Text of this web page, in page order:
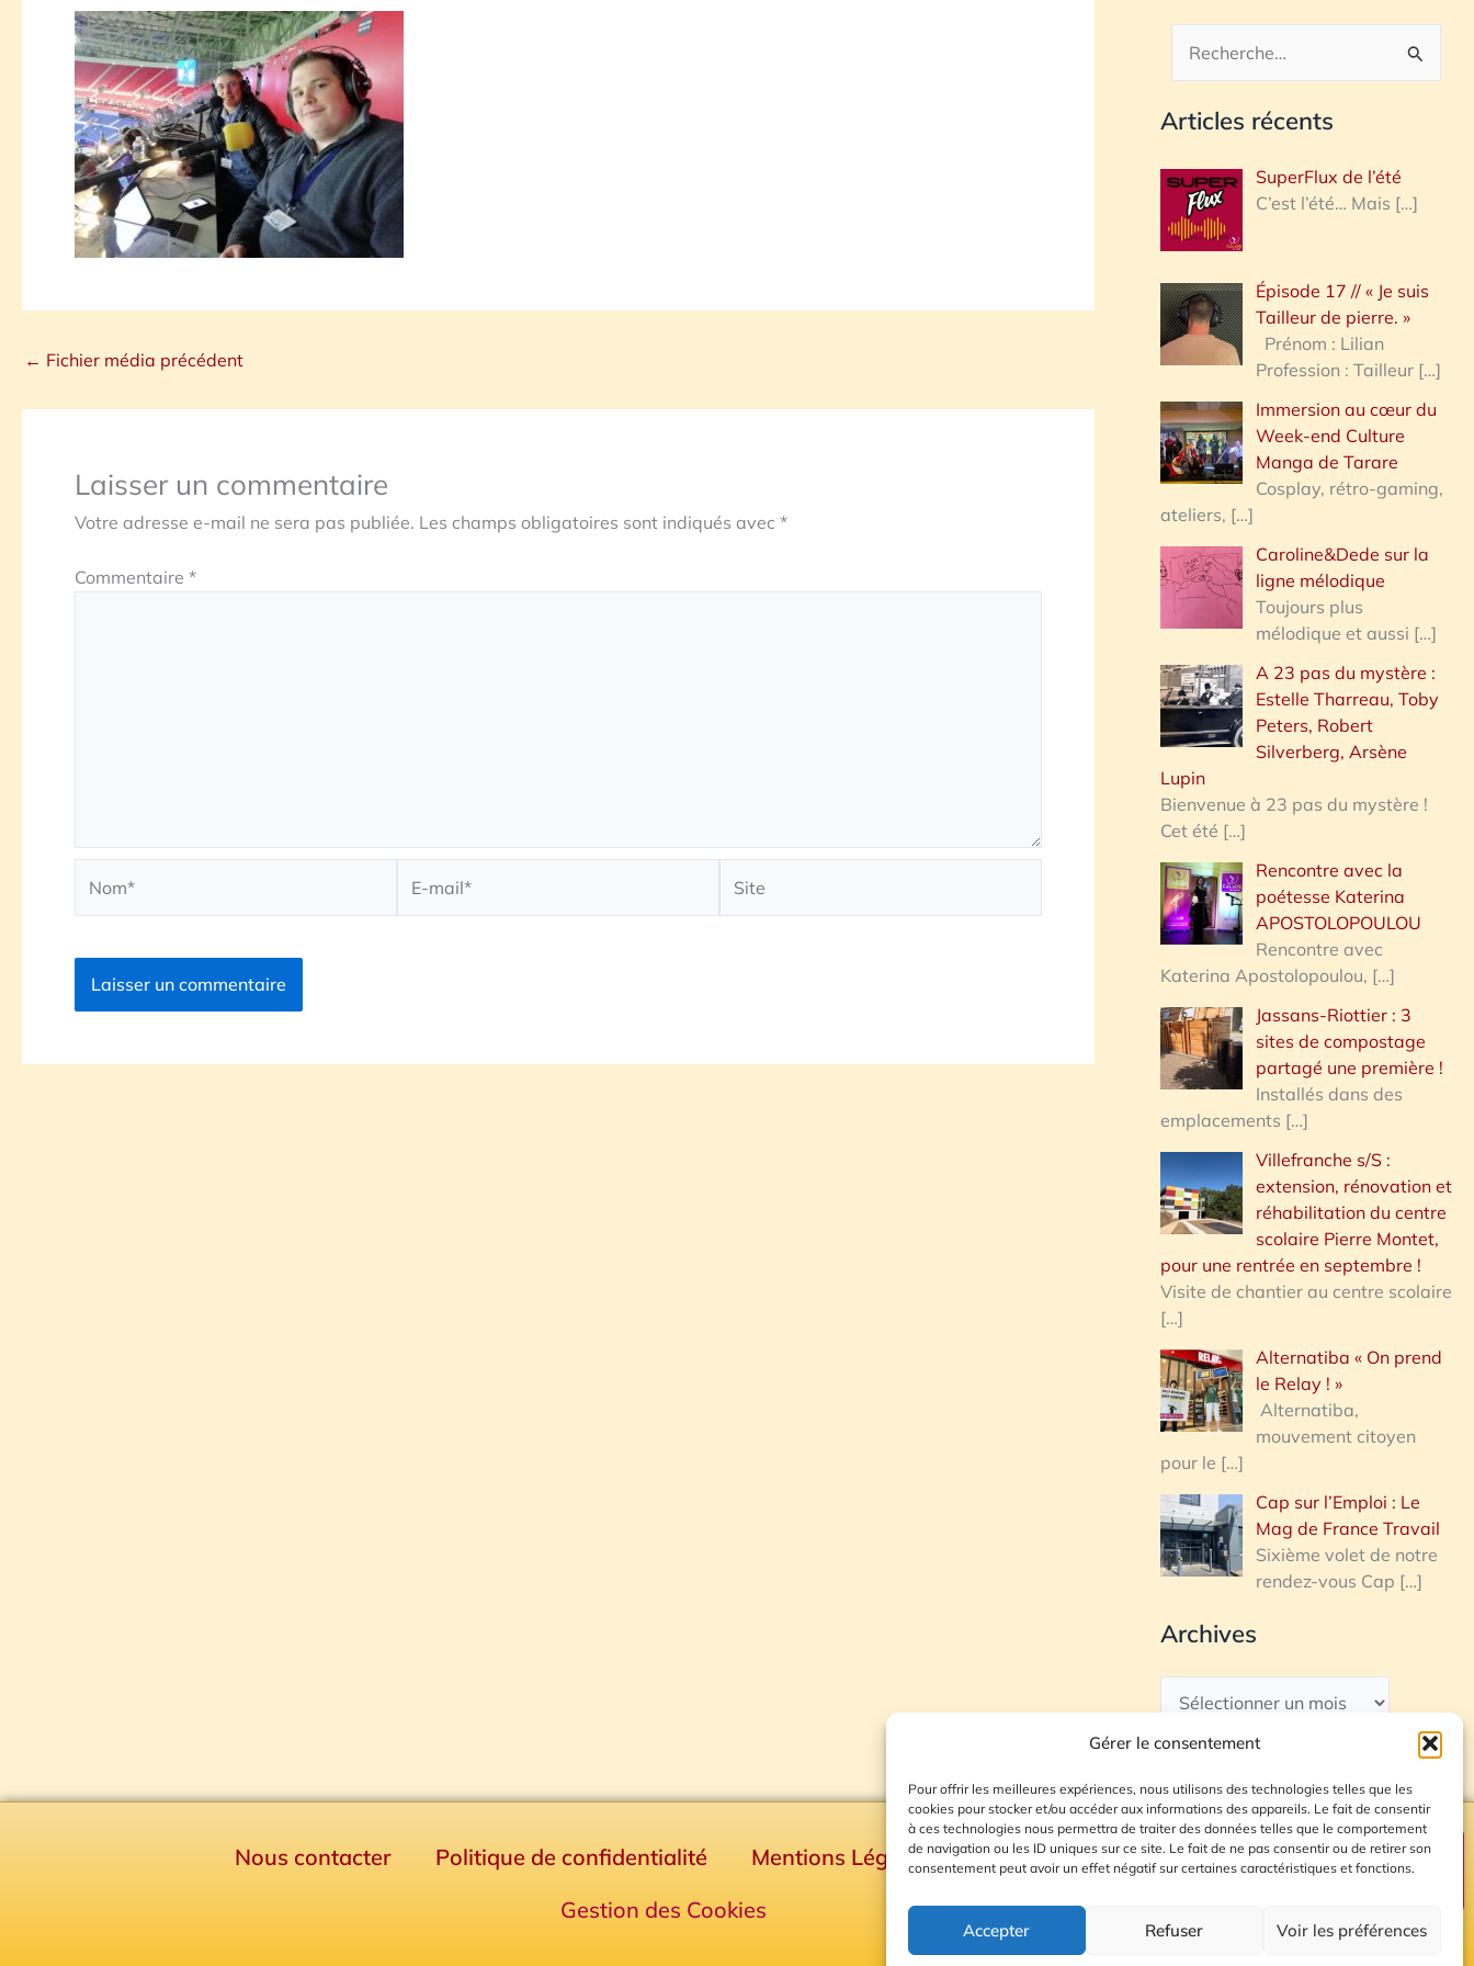
Gérer le consentement
Pour offrir les meilleures expériences, nous utilisons des technologies telles que les
cookies pour stocker et/ou accéder aux informations des appareils. Le fait de consentir
à ces technologies nous permettra de traiter des données telles que le comportement
de navigation ou les ID uniques sur ce site. Le fait de ne pas consentir ou de retirer son
consentement peut avoir un effet négatif sur certaines caractéristiques et fonctions.
Accepter Refuser Voir les préférences
← Fichier média précédent
Laisser un commentaire
Votre adresse e-mail ne sera pas publiée. Les champs obligatoires sont indiqués avec *
Commentaire *
mail*
c
h
r
h
e
:
Articles récents
SuperFlux de l’été
C’est l’été… Mais […]
Épisode 17 // « Je suis
Tailleur de pierre. »
Prénom : Lilian
Profession : Tailleur […]
Immersion au cœur du
Week-end Culture
Manga de Tarare
Cosplay, rétro-gaming,
ateliers, […]
Caroline&Dede sur la
ligne mélodique
Toujours plus
mélodique et aussi […]
A 23 pas du mystère :
Estelle Tharreau, Toby
Peters, Robert
Silverberg, Arsène
Lupin
Bienvenue à 23 pas du mystère !
Cet été […]
Rencontre avec la
poétesse Katerina
APOSTOLOPOULOU
Rencontre avec
Katerina Apostolopoulou, […]
Jassans-Riottier : 3
sites de compostage
partagé une première !
Installés dans des
emplacements […]
Villefranche s/S :
extension, rénovation et
réhabilitation du centre
scolaire Pierre Montet,
pour une rentrée en septembre !
Visite de chantier au centre scolaire
[…]
Alternatiba « On prend
le Relay ! »
Alternatiba,
mouvement citoyen
pour le […]
Cap sur l’Emploi : Le
Mag de France Travail
Sixième volet de notre
rendez-vous Cap […]
Archives
Nous contacter Politique de confidentialité Mentions Légales
Plan du site
Gestion des Cookies